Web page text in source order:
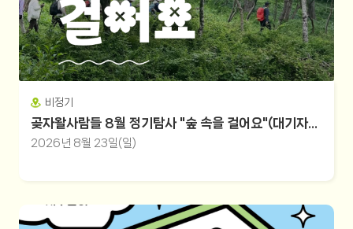
비정기
곶자왈사람들 8월 정기탐사 "숲 속을 걸어요"(대기자모집)
2026년 8월 23일(일)